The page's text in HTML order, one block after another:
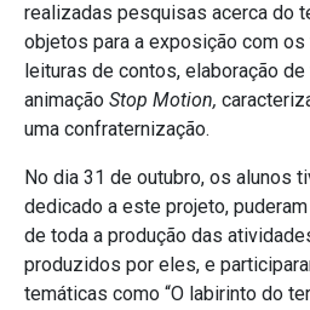
realizadas pesquisas acerca do
objetos para a exposição com
leituras de contos, elaboração
animação Stop Motion,
uma confraternização.
No dia 31 de outubro, os alunos
dedicado a este projeto,
de toda a produção das
produzidos por eles, e
temáticas como “O labirinto do